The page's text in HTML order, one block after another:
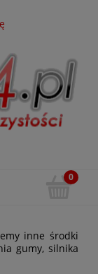
inne środki
gumy, silnika